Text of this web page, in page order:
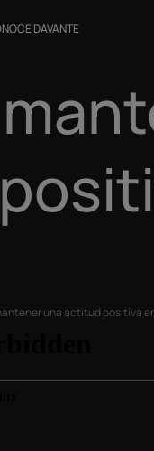
DAVANTE
una actitud positiva